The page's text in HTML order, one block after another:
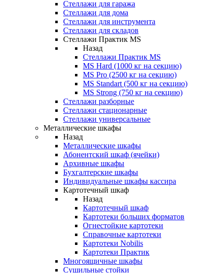
Стеллажи для гаража
Стеллажи для дома
Стеллажи для инструмента
Стеллажи для складов
Стеллажи Практик MS
Назад
Стеллажи Практик MS
MS Hard (1000 кг на секцию)
MS Pro (2500 кг на секцию)
MS Standart (500 кг на секцию)
MS Strong (750 кг на секцию)
Стеллажи разборные
Стеллажи стационарные
Стеллажи универсальные
Металлические шкафы
Назад
Металлические шкафы
Абонентский шкаф (ячейки)
Архивные шкафы
Бухгалтерские шкафы
Индивидуальные шкафы кассира
Картотечный шкаф
Назад
Картотечный шкаф
Картотеки больших форматов
Огнестойкие картотеки
Справочные картотеки
Картотеки Nobilis
Картотеки Практик
Многоящичные шкафы
Сушильные стойки